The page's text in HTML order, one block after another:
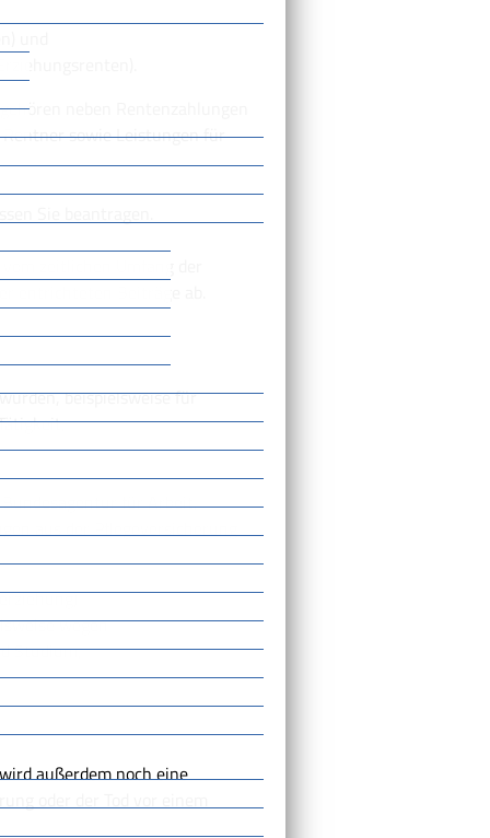
und
neben Rentenzahlungen
sowie Leistungen für
Sie beantragen.
zeitlichen Umfang der
entrichteten Beiträge ab.
beispielsweise für
für Arbeit,
aus der Pflegeversicherung
wegen
Studium,
außerdem noch eine
oder der Tod vor einem